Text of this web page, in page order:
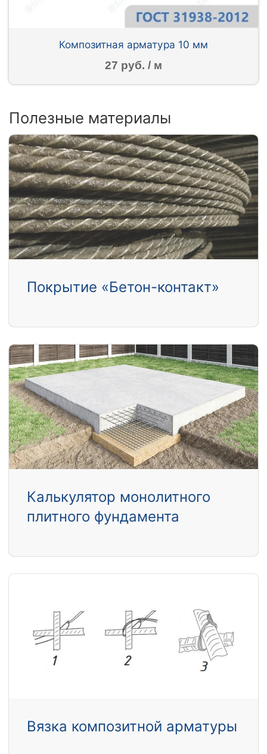
Композитная арматура 10 мм
27 руб. / м
Полезные материалы
Покрытие «Бетон-контакт»
Калькулятор монолитного
плитного фундамента
Вязка композитной арматуры